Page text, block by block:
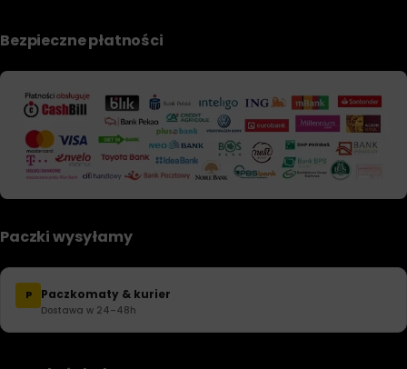
Bezpieczne płatności
Paczki wysyłamy
P Paczkomaty & kurier
Dostawa w 24–48h